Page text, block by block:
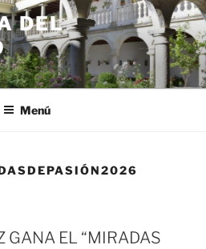
DEL
Menú
GANA EL “MIRADAS